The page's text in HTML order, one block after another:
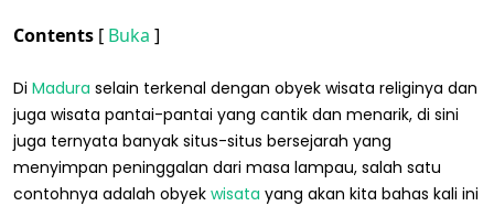
Contents [ Buka ]
Di Madura selain terkenal dengan obyek wisata religinya dan
juga wisata pantai-pantai yang cantik dan menarik, di sini
juga ternyata banyak situs-situs bersejarah yang
menyimpan peninggalan dari masa lampau, salah satu
contohnya adalah obyek wisata yang akan kita bahas kali ini